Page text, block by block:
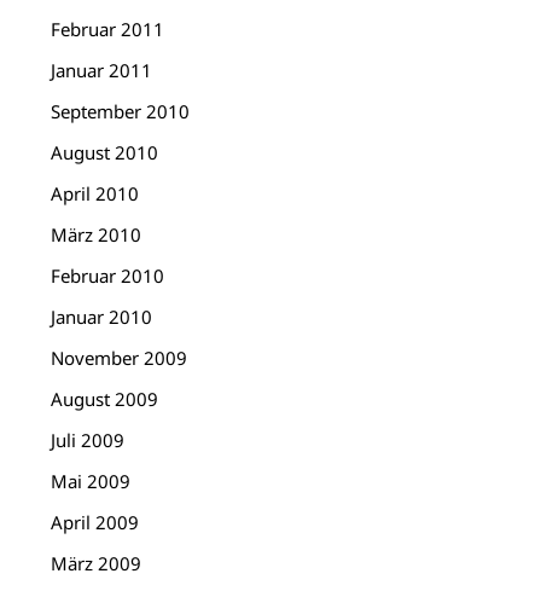
Februar 2011
Januar 2011
September 2010
August 2010
April 2010
März 2010
Februar 2010
Januar 2010
November 2009
August 2009
Juli 2009
Mai 2009
April 2009
März 2009